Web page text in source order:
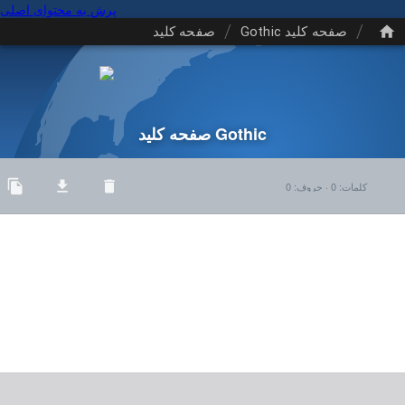
پرش به محتوای اصلی
/ صفحه کلید Gothic / صفحه کلید
صفحه کلید Gothic
کلمات:
0
· حروف:
0